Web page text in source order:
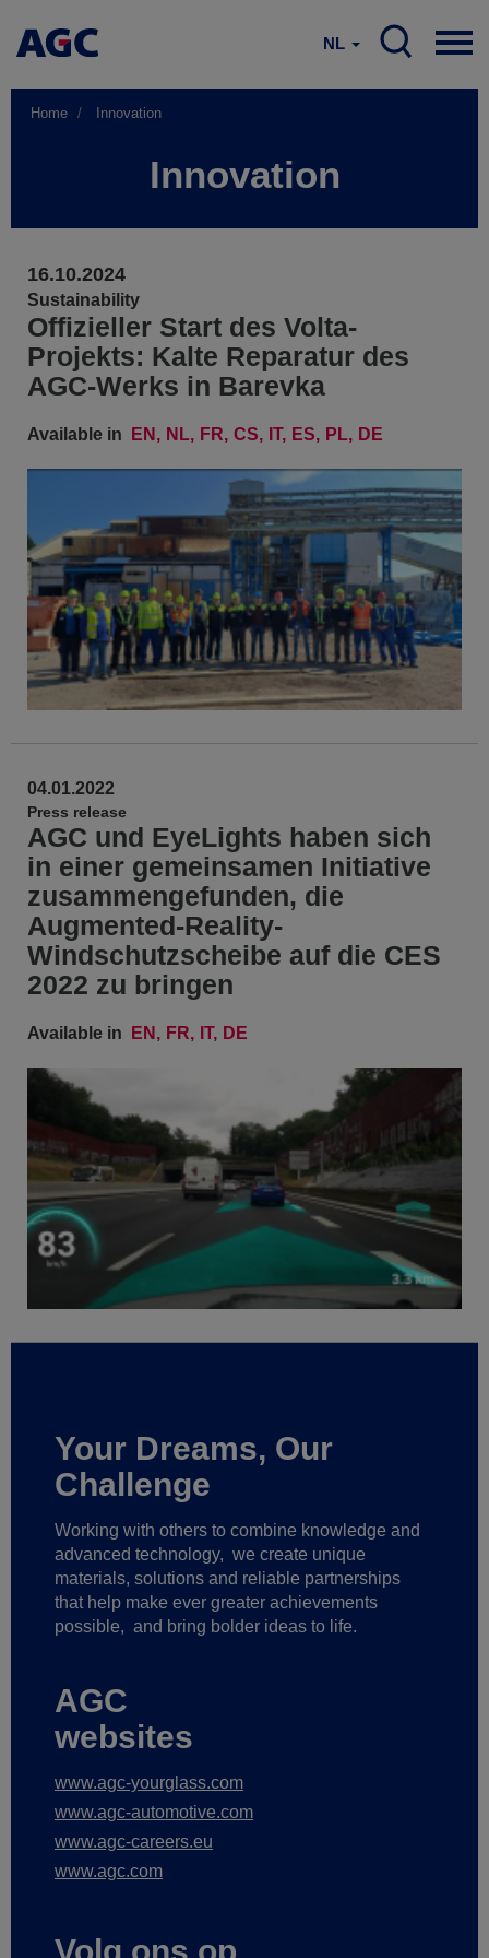
NL
Home Innovation
Innovation
16.10.2024
Sustainability
Offizieller Start des Volta-
Projekts: Kalte Reparatur des
AGC-Werks in Barevka
Available in EN NL FR CS IT ES PL DE
04.01.2022
Press release
AGC und EyeLights haben sich
in einer gemeinsamen Initiative
zusammengefunden, die
Augmented-Reality-
Windschutzscheibe auf die CES
2022 zu bringen
Available in EN FR IT DE
Your Dreams, Our
Challenge
Working with others to combine knowledge and
advanced technology, we create unique
materials, solutions and reliable partnerships
that help make ever greater achievements
possible, and bring bolder ideas to life.
AGC
websites
www.agc-yourglass.com
www.agc-automotive.com
www.agc-careers.eu
www.agc.com